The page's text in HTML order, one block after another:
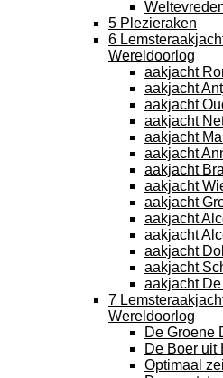
5 Plezieraken
6
Wereldoorlog
aakjacht
aakjacht
aakjacht
aakjacht
aakjacht
aakjacht
aakjacht
aakjacht
aakjacht
aakjacht
aakjacht
aakjacht
aakjacht
aakjacht
7
Wereldoorlog
De Groene
De Boer uit
Optimaal